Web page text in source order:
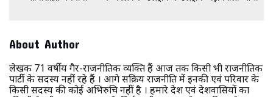
About Author
लेखक 71 वर्षीय गैर-राजनीतिक व्यक्ति हैं आज तक किसी भी राजनीतिक
पार्टी के सदस्य नहीं रहे हैं । आगे सक्रिय राजनीति में इनकी एवं परिवार के
किसी सदस्य की कोई अभिरुचि नहीं है । हमारे देश एवं देशवासियों का